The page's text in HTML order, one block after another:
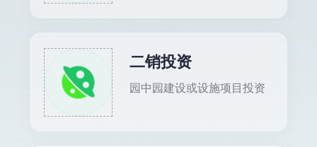
二销投资
园中园建设或设施项目投资